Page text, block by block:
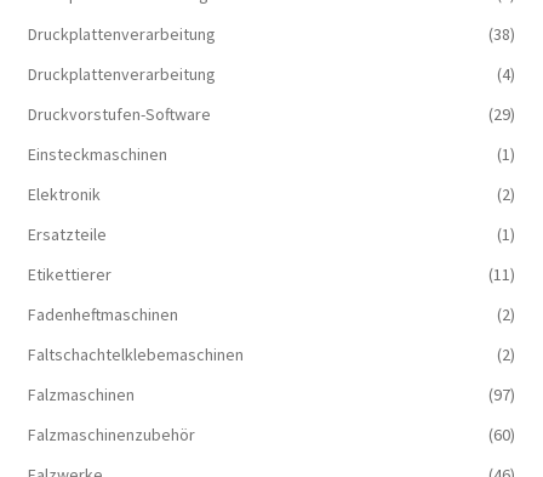
Druckplattenverarbeitung
(38)
Druckplattenverarbeitung
(4)
Druckvorstufen-Software
(29)
Einsteckmaschinen
(1)
Elektronik
(2)
Ersatzteile
(1)
Etikettierer
(11)
Fadenheftmaschinen
(2)
Faltschachtelklebemaschinen
(2)
Falzmaschinen
(97)
Falzmaschinenzubehör
(60)